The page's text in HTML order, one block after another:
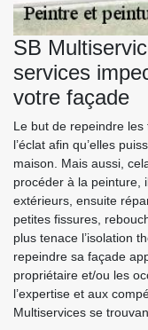
SB
services
votre façade
Le but de repeindre
l’éclat afin qu’elles
maison. Mais aussi,
procéder à la peinture,
extérieurs, ensuite
petites fissures,
plus tenace l’isolation
repeindre sa façade
propriétaire et/ou les
l’expertise et aux
Multiservices se